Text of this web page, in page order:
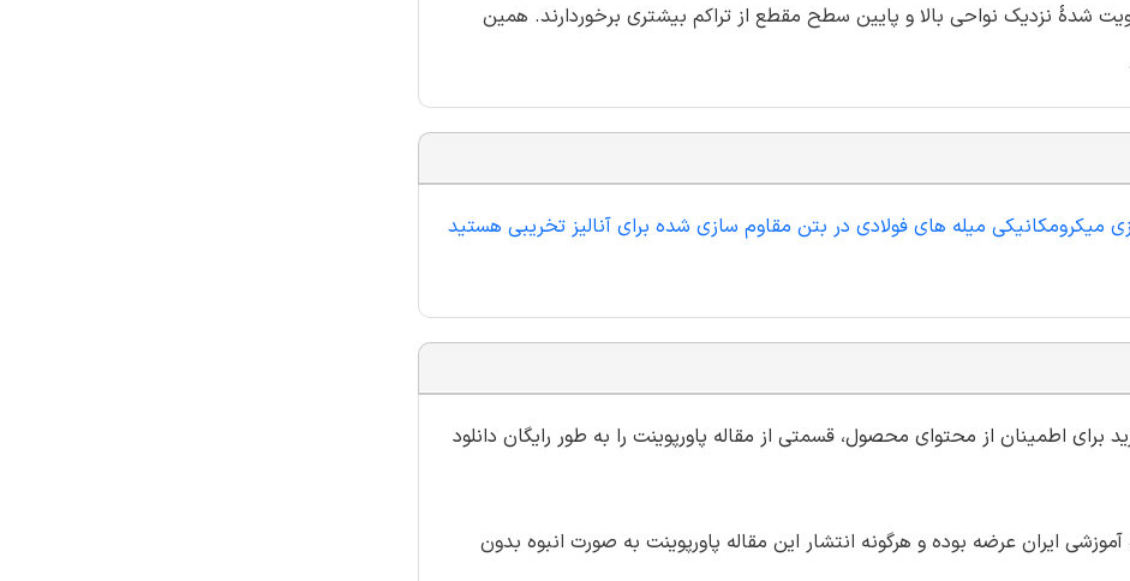
شدۀ نزدیک نواحی بالا و پایین سطح مقطع از تراکم بیشتری برخوردارند. همین
میکرومکانیکی میله های فولادی در بتن مقاوم سازی شده برای آنالیز تخریبی هستید
برای اطمینان از محتوای محصول، قسمتی از مقاله پاورپوینت را به طور رایگان دانلود
ایران عرضه بوده و هرگونه انتشار این مقاله پاورپوینت به صورت انبوه بدون